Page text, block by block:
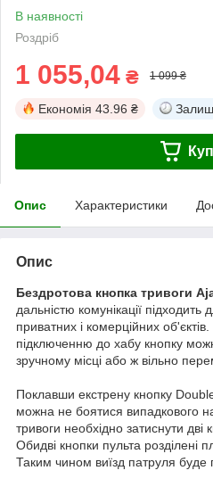
В наявності
Роздріб
1 055,04 ₴ 1 099 ₴
Економія 43.96 ₴
Опис Характеристики
Опис
Бездротова кнопка тривоги
дальністю комунікації
приватних і комерційних
підключенню до хабу кнопку
зручному місці або ж вільно
Поклавши екстрену кнопку
можна не боятися випадкового
тривоги необхідно затиснути дві
Обидві кнопки пульта розділені
Таким чином виїзд патруля буде